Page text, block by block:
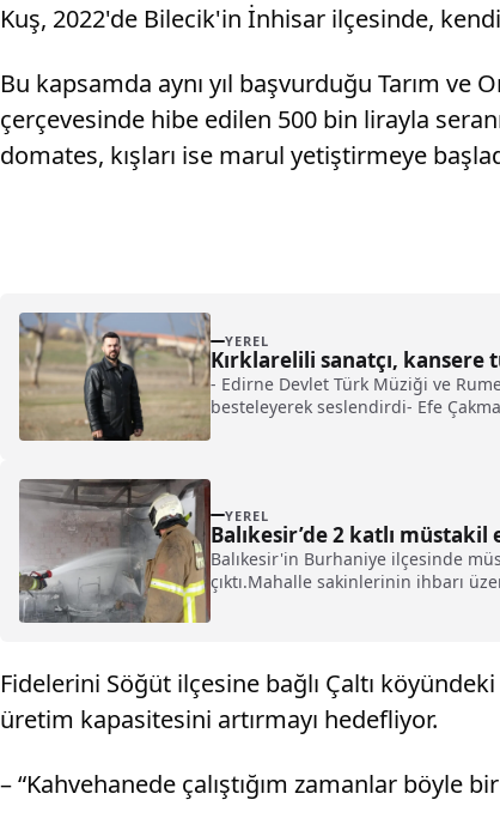
Kuş, 2022'de Bilecik'in İnhisar ilçesinde,
Bu kapsamda aynı yıl başvurduğu Tarım ve
çerçevesinde hibe edilen 500 bin lirayla
domates, kışları ise marul yetiştirmeye
YEREL
Kırklarelili sanatçı,
- Edirne Devlet Türk Müziği ve
besteleyerek seslendirdi- Efe
YEREL
Balıkesir’de 2 katlı
Balıkesir'in Burhaniye ilçesinde
çıktı.Mahalle sakinlerinin ihbarı
Fidelerini Söğüt ilçesine bağlı Çaltı
üretim kapasitesini artırmayı hedefliyor.
– “Kahvehanede çalıştığım zamanlar böyle